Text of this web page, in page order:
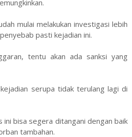
mulai melakukan investigasi lebih
pasti kejadian ini.
tentu akan ada sanksi yang
serupa tidak terulang lagi di
ini bisa segera ditangani dengan baik
tambahan.